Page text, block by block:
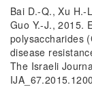
Bai D.-Q., Xu H.-
Guo Y.-J., 2015.
polysaccharides
disease
The Israeli